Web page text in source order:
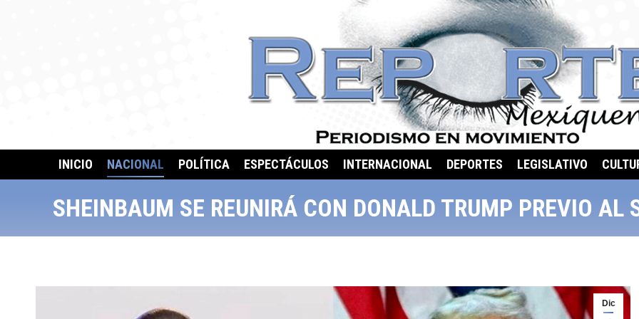
INICIO NACIONAL POLÍTICA ESPECTÁCULOS INTERNACIONAL DEPORTES LEGISLATIVO
SHEINBAUM SE REUNIRÁ CON DONALD TRUMP PREVIO AL
Dic